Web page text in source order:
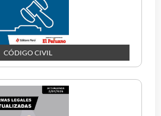
CÓDIGO CIVIL